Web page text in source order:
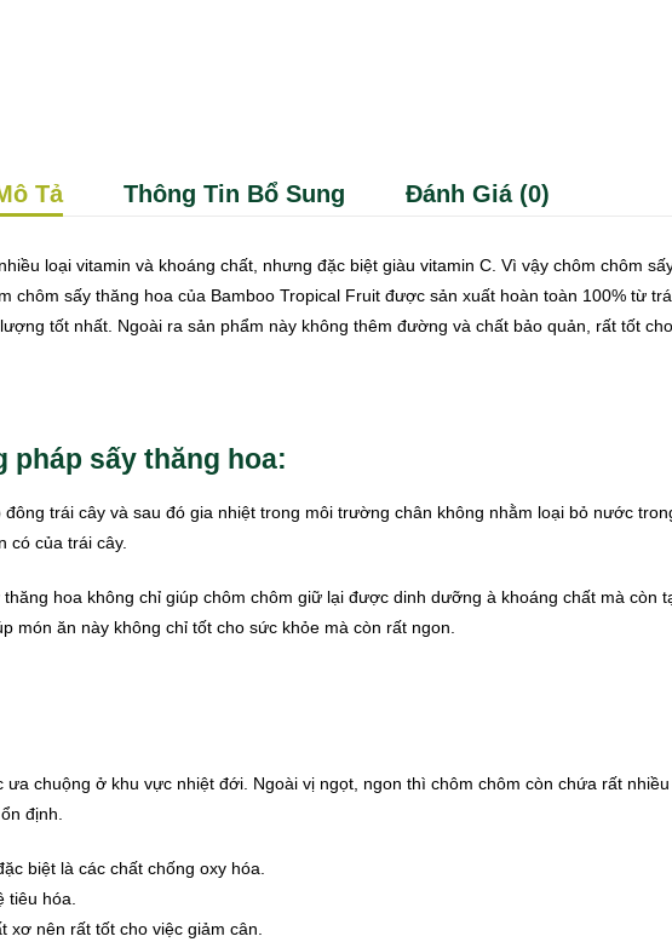
Tả Thông Tin Bổ Sung Đánh Giá (0)
loại vitamin và khoáng chất, nhưng đặc biệt giàu vitamin C. Vì vậy chôm chôm
chôm sấy thăng hoa của Bamboo Tropical Fruit được sản xuất hoàn toàn 100% từ
tốt nhất. Ngoài ra sản phẩm này không thêm đường và chất bảo quản, rất tốt
sấy thăng hoa:
trái cây và sau đó gia nhiệt trong môi trường chân không nhằm loại bỏ nước
có của trái cây.
hoa không chỉ giúp chôm chôm giữ lại được dinh dưỡng à khoáng chất mà còn
món ăn này không chỉ tốt cho sức khỏe mà còn rất ngon.
chuộng ở khu vực nhiệt đới. Ngoài vị ngọt, ngon thì chôm chôm còn chứa rất nhiều
định.
biệt là các chất chống oxy hóa.
tiêu hóa.
xơ nên rất tốt cho việc giảm cân.